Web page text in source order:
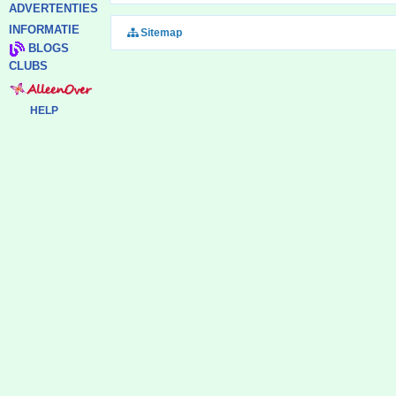
ADVERTENTIES
INFORMATIE
BLOGS
CLUBS
HELP
Sitemap